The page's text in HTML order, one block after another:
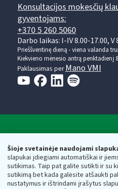
Šioje svetainėje naudojami
slapukai įdiegiami automatiškai ir
sutikimas. Taip pat galite sutikti ir su
sutikimą bet kada galėsite atšaukti
nustatymus ir ištrindami įrašytus
Konsultacijos mokesčių
gyventojams:
+370 5 260 5060
Darbo laikas: I-IV 8.00-17.00, V
Prieššventinę dieną - viena valanda
Kiekvieno mėnesio antrą penktadienį
Paklausimas per Mano VMI
Respublikos finansų
Biudžetinė įstaiga. Juridinio asmens
adresas: Vasario 16-osios g. 14,
vmi@vmi.lt, E. pristatymo dėžutės